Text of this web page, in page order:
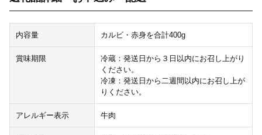
内容量 カルビ・赤身を合計400g
賞味期限
冷蔵：発送日から３日以内にお召し上がり
ください。
冷凍：発送日から二週間以内にお召し上が
りください。
アレルギー表示 牛肉